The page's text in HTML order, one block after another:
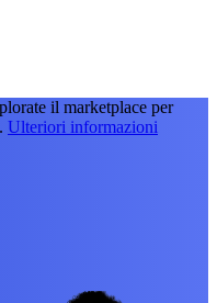
il marketplace per
Ulteriori informazioni